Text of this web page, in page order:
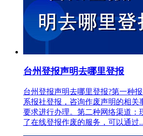
台州登报声明去哪里登报
台州登报声明去哪里登报?第一种
系报社登报，咨询作废声明的相关
要求进行办理。第二种网络渠道：
了在线登报作废的服务，可以通过